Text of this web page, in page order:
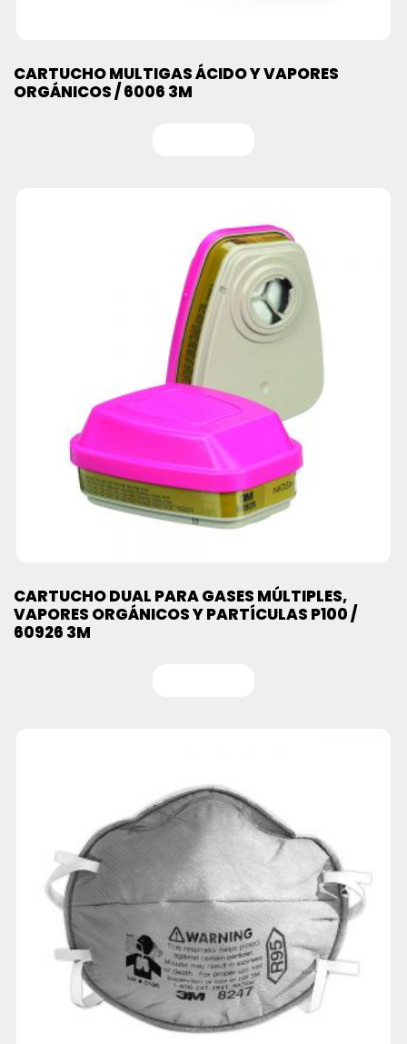
CARTUCHO MULTIGAS ÁCIDO Y VAPORES
ORGÁNICOS / 6006 3M
CARTUCHO DUAL PARA GASES MÚLTIPLES,
VAPORES ORGÁNICOS Y PARTÍCULAS P100 /
60926 3M